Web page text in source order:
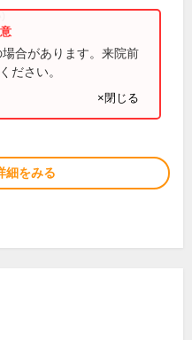
合があります。来院前
ださい。
×閉じる
細をみる